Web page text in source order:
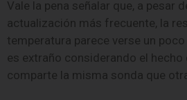
Vale la pena señalar que, a pesar
actualización más frecuente, la
temperatura parece verse un
es extraño considerando el hecho
comparte la misma sonda que